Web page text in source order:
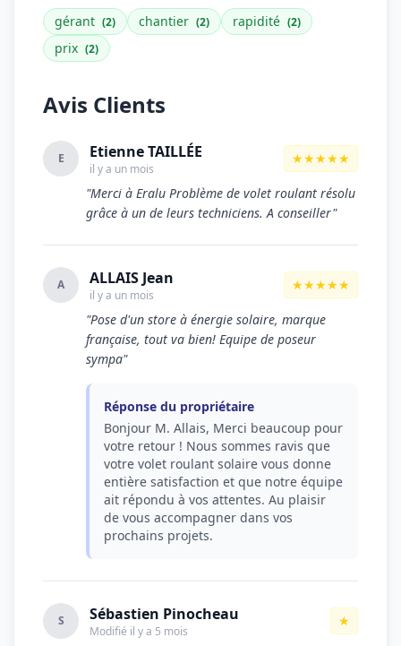
gérant (2) chantier (2) rapidité (2)
prix (2)
Avis Clients
E Etienne TAILLÉE
il y a un mois
★★★★★
"Merci à Eralu Problème de volet roulant résolu
grâce à un de leurs techniciens. A conseiller"
A ALLAIS Jean
il y a un mois
★★★★★
"Pose d'un store à énergie solaire, marque
française, tout va bien! Equipe de poseur
sympa"
Réponse du propriétaire
Bonjour M. Allais, Merci beaucoup pour
votre retour ! Nous sommes ravis que
votre volet roulant solaire vous donne
entière satisfaction et que notre équipe
ait répondu à vos attentes. Au plaisir
de vous accompagner dans vos
prochains projets.
S Sébastien Pinocheau
Modifié il y a 5 mois
★